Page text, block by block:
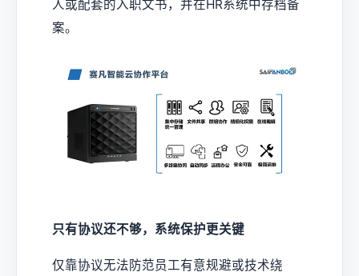
人或配套的入职文书，并在HR系统中存档备
案。
只有协议还不够，系统保护更关键
仅靠协议无法防范员工有意规避或技术绕